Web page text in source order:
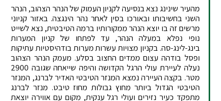
מהעיר שינינג נצא בנסיעה לקניון העמוק של הנהר הצהוב, הנהר
השני בחשיבותו ובאורכו בסין לאחר נהר הינגצה. באזור קניוני
מרשים זה בו יוצא הנהר ממקורותיו ברמה הטיבטית, נצא לשייט
נופי נפלא במעלה הנהר, עד לפתחו של קניון המערות
בינג-לינג-סה. בקניון מצויות עשרות מערות בודהיסטיות עתיקות
ופסל בודהה עצום ממדים החצוב בסלע. מעמק הנהר הצהוב
נעלה לעיירת עולי הרגל הקדושה והיפה שייאחה שגובה 2900
מטר. בקצה העיירה נמצא המנזר הטיבטי האדיר לברנג, המנזר
הטיבטי הגדול ביותר מחוץ גבולות מחוז טיבט. מנזר לברנג
מתפקד כעיר נזירים ועולי רגל ענקית, מקום עם אווירה יוצאת